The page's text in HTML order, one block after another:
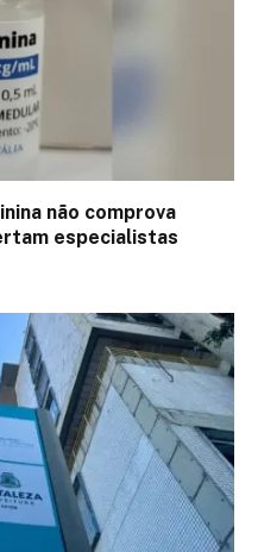
não comprova
especialistas